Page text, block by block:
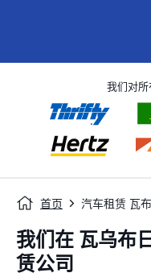
我们对
首页 汽车租赁 瓦
我们在 瓦乌布
赁公司